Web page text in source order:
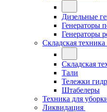
Дизельные
Генераторы
Генераторы
Складская техника
Складская
Тали
Тележки
Штабелеры
Техника для
Ликвидация